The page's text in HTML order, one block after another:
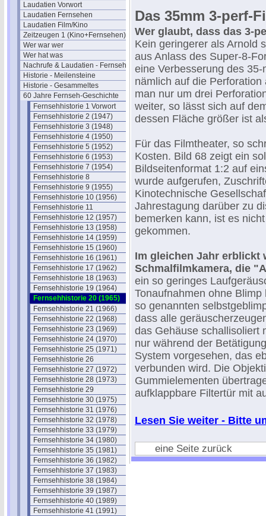
Laudatien Vorwort
Laudatien Fernsehen
Laudatien Film/Kino
Zeitzeugen 1 (Kino+Fernsehen)
Wer war wer
Wer hat was
Nachrufe & Laudatien - Fernsehen
Historie - Meilensteine
Historie - Gesammeltes
60 Jahre Fernseh-Geschichte
Fernsehhistorie 1 Vorwort
Fernsehhistorie 2 (1947)
Fernsehhistorie 3 (1948)
Fernsehhistorie 4 (1950)
Fernsehhistorie 5 (1952)
Fernsehhistorie 6 (1953)
Fernsehhistorie 7 (1954)
Fernsehhistorie 8
Fernsehhistorie 9 (1955)
Fernsehhistorie 10 (1956)
Fernsehhistorie 11
Fernsehhistorie 12 (1957)
Fernsehhistorie 13 (1958)
Fernsehhistorie 14 (1959)
Fernsehhistorie 15 (1960)
Fernsehhistorie 16 (1961)
Fernsehhistorie 17 (1962)
Fernsehhistorie 18 (1963)
Fernsehhistorie 19 (1964)
Fernsehhistorie 20 (1965)
Fernsehhistorie 21 (1966)
Fernsehhistorie 22 (1968)
Fernsehhistorie 23 (1969)
Fernsehhistorie 24 (1970)
Fernsehhistorie 25 (1971)
Fernsehhistorie 26
Fernsehhistorie 27 (1972)
Fernsehhistorie 28 (1973)
Fernsehhistorie 29
Fernsehhistorie 30 (1975)
Fernsehhistorie 31 (1976)
Fernsehhistorie 32 (1978)
Fernsehhistorie 33 (1979)
Fernsehhistorie 34 (1980)
Fernsehhistorie 35 (1981)
Fernsehhistorie 36 (1982)
Fernsehhistorie 37 (1983)
Fernsehhistorie 38 (1984)
Fernsehhistorie 39 (1987)
Fernsehhistorie 40 (1989)
Fernsehhistorie 41 (1991)
Das 35mm 3-perf-
Wer glaubt, dass das 3-
Kein geringerer als Arnold
aus Anlass des Super-8-
eine Verbesserung des
nämlich auf die
man nur um drei
weiter, so lässt sich auf
dessen Fläche größer ist
Für das Filmtheater, so
Kosten. Bild 68 zeigt ein
Bildseitenformat 1:2 auf
wurde aufgerufen,
Kinotechnische
Jahrestagung darüber zu
bemerken kann, ist es
gekommen.
Im gleichen Jahr erblickt
Schmalfilmkamera, die
ein so geringes
Tonaufnahmen ohne
so genannten
dass alle
das Gehäuse schallisoliert
nur während der
System vorgesehen, das
verbunden wird. Die
Gummielementen
aufklappbare Filtertür mit
Lesen Sie weiter - Bitte
eine Seite zurück